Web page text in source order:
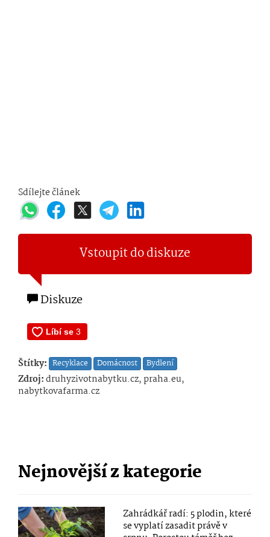
Sdílejte článek
Vstoupit do diskuze
Diskuze
Štítky: Recyklace Domácnost Bydlení
Zdroj:druhyzivotnabytku.cz, praha.eu,
nabytkovafarma.cz
Nejnovější z kategorie
Zahrádkář radí: 5 plodin, které
se vyplatí zasadit právě v